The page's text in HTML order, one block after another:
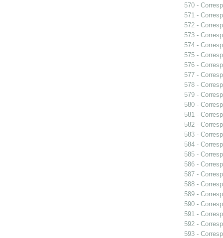
570 -
571 -
572 -
573 -
574 -
575 -
576 -
577 -
578 -
579 -
580 -
581 -
582 -
583 -
584 -
585 -
586 -
587 -
588 -
589 -
590 -
591 -
592 -
593 -